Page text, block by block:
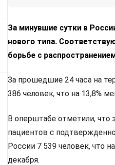
За минувшие сутки в
нового типа.
борьбе с
За прошедшие 24 часа на
386 человек, что на 13,8%
В оперштабе отметили, что
пациентов с
России 7 539 человек, что
декабря.